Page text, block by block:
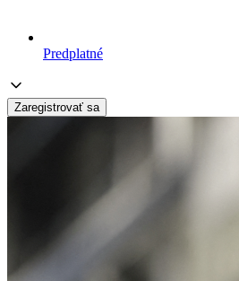
Predplatné
Zaregistrovať sa